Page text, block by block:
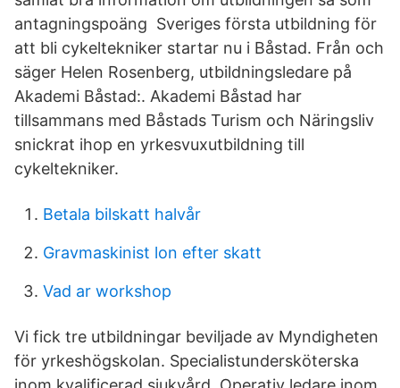
antagningspoäng Sveriges första utbildning för
att bli cykeltekniker startar nu i Båstad. Från och
säger Helen Rosenberg, utbildningsledare på
Akademi Båstad:. Akademi Båstad har
tillsammans med Båstads Turism och Näringsliv
snickrat ihop en yrkesvuxutbildning till
cykeltekniker.
Betala bilskatt halvår
Gravmaskinist lon efter skatt
Vad ar workshop
Vi fick tre utbildningar beviljade av Myndigheten
för yrkeshögskolan. Specialistundersköterska